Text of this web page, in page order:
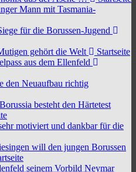
Mann mit Tasmania-
für die Borussen-Jugend
gehört die Welt
Startseite
aus dem Ellenfeld
den Neuaufbau richtig
besteht den Härtetest
motiviert und dankbar für die
will den jungen Borussen
seinem Vorbild Neymar